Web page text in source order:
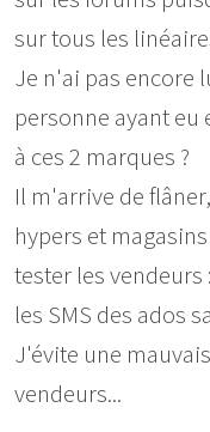
sur tous les
Je n'ai pas encore
personne ayant eu
à ces 2 marques ?
Il m'arrive de
hypers et
tester les
les SMS des ados
J'évite une
vendeurs...